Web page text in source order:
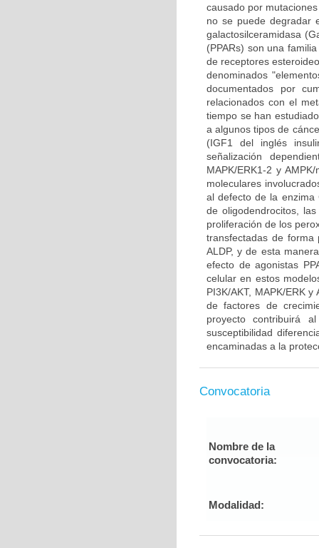
causado por
no se puede degradar
galactosilceramidasa
(PPARs) son una
de receptores
denominados
documentados por
relacionados con el
tiempo se han
a algunos tipos de
(IGF1 del inglés
señalización
MAPK/ERK1-2 y
moleculares
al defecto de la enzima
de oligodendrocitos,
proliferación de los
transfectadas de forma
ALDP, y de esta
efecto de agonistas
celular en estos
PI3K/AKT, MAPK/ERK
de factores de
proyecto contribuirá
susceptibilidad
encaminadas a la
Convocatoria
Nombre de la
convocatoria:
Modalidad: